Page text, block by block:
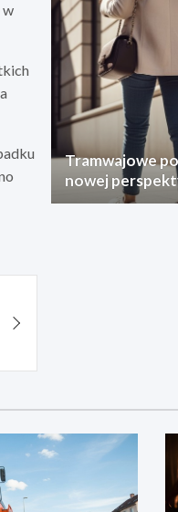
w
Tramwajowe
nowej